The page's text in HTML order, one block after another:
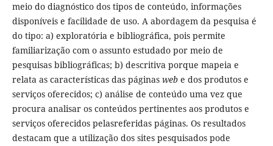
meio do diagnóstico dos tipos de conteúdo, informações
disponíveis e facilidade de uso. A abordagem da pesquisa é
do tipo: a) exploratória e bibliográfica, pois permite
familiarização com o assunto estudado por meio de
pesquisas bibliográficas; b) descritiva porque mapeia e
relata as características das páginas webe dos produtos e
serviços oferecidos; c) análise de conteúdo uma vez que
procura analisar os conteúdos pertinentes aos produtos e
serviços oferecidos pelasreferidas páginas. Os resultados
destacam que a utilização dos sites pesquisados pode